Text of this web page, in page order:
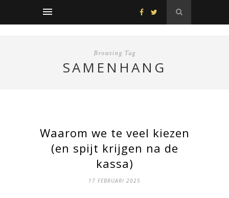
Browsing Tag
SAMENHANG
Waarom we te veel kiezen
(en spijt krijgen na de
kassa)
17 FEBRUARI 2025